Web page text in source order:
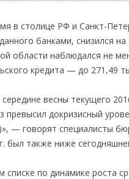
в столице РФ и Санкт-
банками, снизился
области наблюдался не
кредита — до 271,49
весны текущего
превысил докризисный
— говорят специалисты
был также ниже
списке по динамике роста